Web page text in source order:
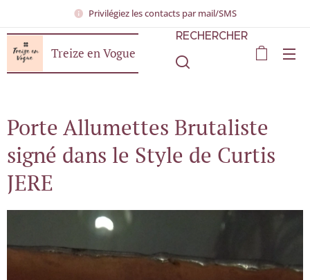
Privilégiez les contacts par mail/SMS
Treize en Vogue
RECHERCHER
Porte Allumettes Brutaliste
signé dans le Style de Curtis
JERE